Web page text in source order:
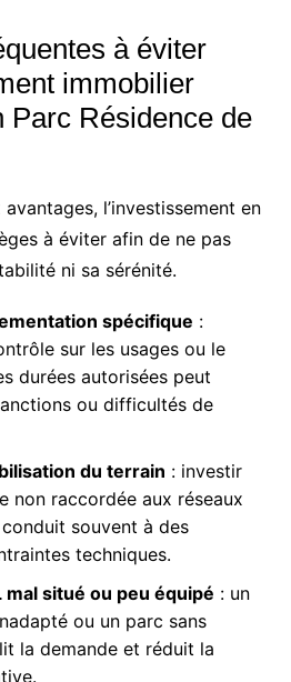
à éviter
immobilier
Parc Résidence de
l’investissement en
à éviter afin de ne pas
ni sa sérénité.
spécifique :
sur les usages ou le
durées autorisées peut
ou difficultés de
du terrain : investir
non raccordée aux réseaux
souvent à des
techniques.
mal situé ou peu équipé : un
ou un parc sans
la demande et réduit la